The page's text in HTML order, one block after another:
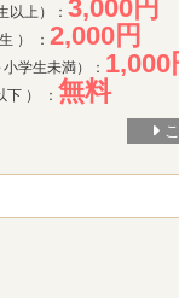
以上）： 3,000円
） ： 2,000円
学生未満）： 1,000
） ： 無料